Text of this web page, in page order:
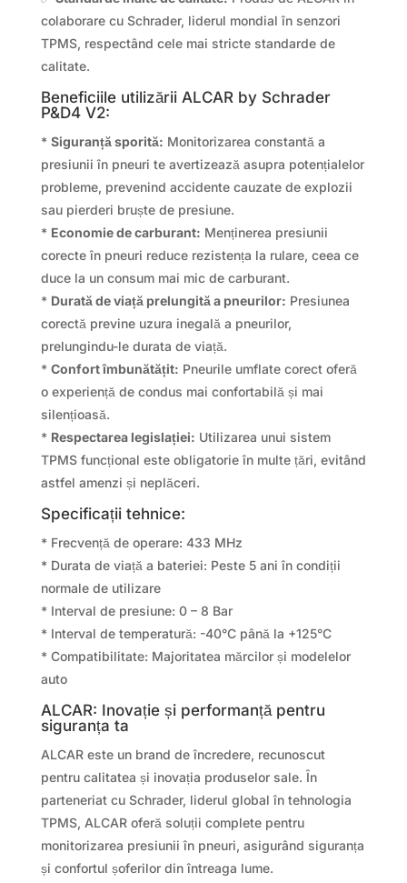
colaborare cu Schrader, liderul mondial în senzori
TPMS, respectând cele mai stricte standarde de
calitate.
Beneficiile utilizării ALCAR by Schrader
P&D4 V2:
* Siguranță sporită: Monitorizarea constantă a
presiunii în pneuri te avertizează asupra potențialelor
probleme, prevenind accidente cauzate de explozii
sau pierderi bruște de presiune.
* Economie de carburant: Menținerea presiunii
corecte în pneuri reduce rezistența la rulare, ceea ce
duce la un consum mai mic de carburant.
* Durată de viață prelungită a pneurilor: Presiunea
corectă previne uzura inegală a pneurilor,
prelungindu-le durata de viață.
* Confort îmbunătățit: Pneurile umflate corect oferă
o experiență de condus mai confortabilă și mai
silențioasă.
* Respectarea legislației: Utilizarea unui sistem
TPMS funcțional este obligatorie în multe țări, evitând
astfel amenzi și neplăceri.
Specificații tehnice:
* Frecvență de operare: 433 MHz
* Durata de viață a bateriei: Peste 5 ani în condiții
normale de utilizare
* Interval de presiune: 0 – 8 Bar
* Interval de temperatură: -40°C până la +125°C
* Compatibilitate: Majoritatea mărcilor și modelelor
auto
ALCAR: Inovație și performanță pentru
siguranța ta
ALCAR este un brand de încredere, recunoscut
pentru calitatea și inovația produselor sale. În
parteneriat cu Schrader, liderul global în tehnologia
TPMS, ALCAR oferă soluții complete pentru
monitorizarea presiunii în pneuri, asigurând siguranța
și confortul șoferilor din întreaga lume.